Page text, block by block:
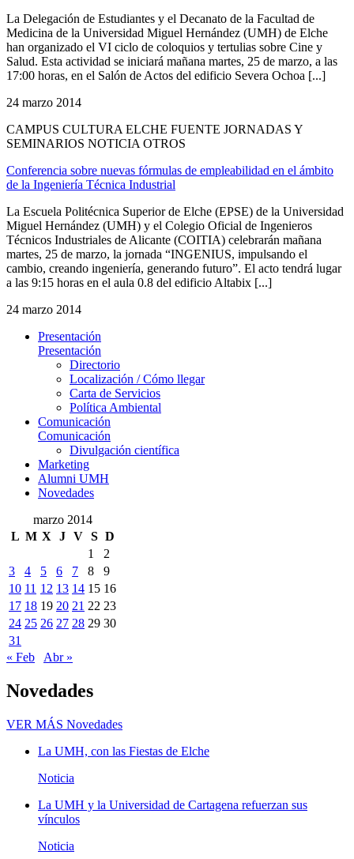
La Delegación de Estudiantes y el Decanato de la Facultad de
Medicina de la Universidad Miguel Hernández (UMH) de Elche
han organizado el VI ciclo de coloquios y tertulias sobre Cine y
Salud. Esta actividad se iniciará mañana martes, 25 de marzo, a las
17:00 horas, en el Salón de Actos del edificio Severa Ochoa [...]
24 marzo 2014
CAMPUS CULTURA ELCHE FUENTE JORNADAS Y
SEMINARIOS NOTICIA OTROS
Conferencia sobre nuevas fórmulas de empleabilidad en el ámbito
de la Ingeniería Técnica Industrial
La Escuela Politécnica Superior de Elche (EPSE) de la Universidad
Miguel Hernández (UMH) y el Colegio Oficial de Ingenieros
Técnicos Industriales de Alicante (COITIA) celebrarán mañana
martes, 25 de marzo, la jornada “INGENIUS, impulsando el
cambio, creando ingeniería, generando futuro”. El acto tendrá lugar
a las 9:15 horas en el aula 0.8 del edificio Altabix [...]
24 marzo 2014
Presentación
Presentación
Directorio
Localización / Cómo llegar
Carta de Servicios
Política Ambiental
Comunicación
Comunicación
Divulgación científica
Marketing
Alumni UMH
Novedades
marzo 2014
L M X J V S D
1
2
3
4 5 6 7 8
9
10 11 12 13 14 15 16
17 18 19 20 21 22 23
24 25 26 27 28 29 30
31
« Feb
Abr »
Novedades
VER MÁS Novedades
La UMH, con las Fiestas de Elche
Noticia
La UMH y la Universidad de Cartagena refuerzan sus
vínculos
Noticia